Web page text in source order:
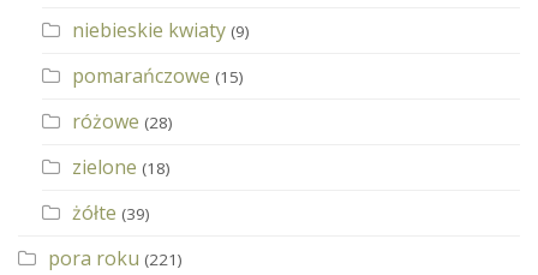
niebieskie kwiaty (9)
pomarańczowe (15)
różowe (28)
zielone (18)
żółte (39)
pora roku (221)